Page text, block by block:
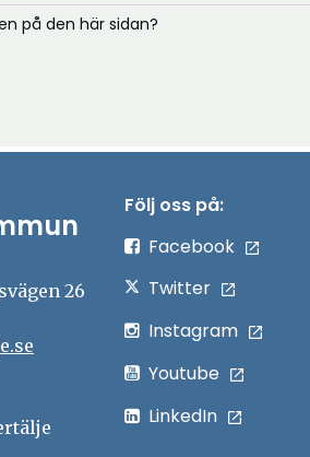
på den här sidan?
26
Följ oss på:
Facebook
Twitter
Instagram
Youtube
LinkedIn